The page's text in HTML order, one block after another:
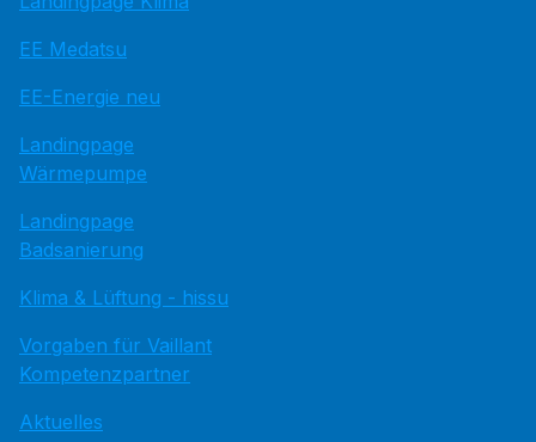
EE Medatsu
EE-Energie neu
Landingpage
Wärmepumpe
Landingpage
Badsanierung
Klima & Lüftung - hissu
Vorgaben für Vaillant
Kompetenzpartner
Aktuelles